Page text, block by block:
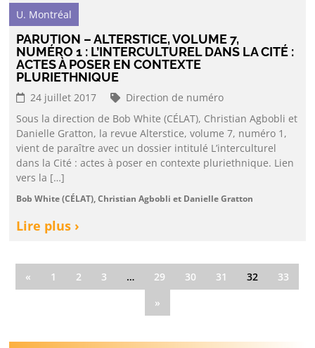
U. Montréal
PARUTION – ALTERSTICE, VOLUME 7,
NUMÉRO 1 : L’INTERCULTUREL DANS LA CITÉ :
ACTES À POSER EN CONTEXTE
PLURIETHNIQUE
24 juillet 2017
Direction de numéro
Sous la direction de Bob White (CÉLAT), Christian Agbobli et
Danielle Gratton, la revue Alterstice, volume 7, numéro 1,
vient de paraître avec un dossier intitulé L’interculturel
dans la Cité : actes à poser en contexte pluriethnique. Lien
vers la […]
Bob White (CÉLAT), Christian Agbobli et Danielle Gratton
Lire plus ›
« 1 2 3 … 29 30 31 32
33
»